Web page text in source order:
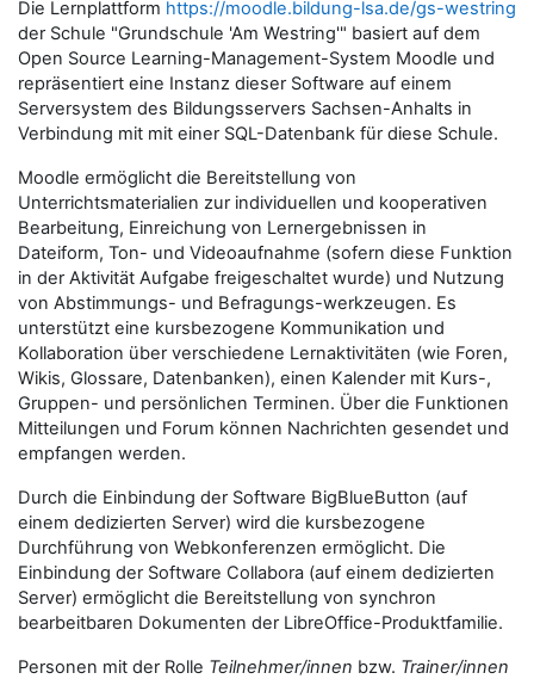
Die Lernplattform https://moodle.bildung-lsa.de/gs-westring
der Schule "Grundschule 'Am Westring'" basiert auf dem
Open Source Learning-Management-System Moodle und
repräsentiert eine Instanz dieser Software auf einem
Serversystem des Bildungsservers Sachsen-Anhalts in
Verbindung mit mit einer SQL-Datenbank für diese Schule.
Moodle ermöglicht die Bereitstellung von
Unterrichtsmaterialien zur individuellen und kooperativen
Bearbeitung, Einreichung von Lernergebnissen in
Dateiform, Ton- und Videoaufnahme (sofern diese Funktion
in der Aktivität Aufgabe freigeschaltet wurde) und Nutzung
von Abstimmungs- und Befragungs-werkzeugen. Es
unterstützt eine kursbezogene Kommunikation und
Kollaboration über verschiedene Lernaktivitäten (wie Foren,
Wikis, Glossare, Datenbanken), einen Kalender mit Kurs-,
Gruppen- und persönlichen Terminen. Über die Funktionen
Mitteilungen und Forum können Nachrichten gesendet und
empfangen werden.
Durch die Einbindung der Software BigBlueButton (auf
einem dedizierten Server) wird die kursbezogene
Durchführung von Webkonferenzen ermöglicht. Die
Einbindung der Software Collabora (auf einem dedizierten
Server) ermöglicht die Bereitstellung von synchron
bearbeitbaren Dokumenten der LibreOffice-Produktfamilie.
Personen mit der Rolle Teilnehmer/innen bzw. Trainer/innen